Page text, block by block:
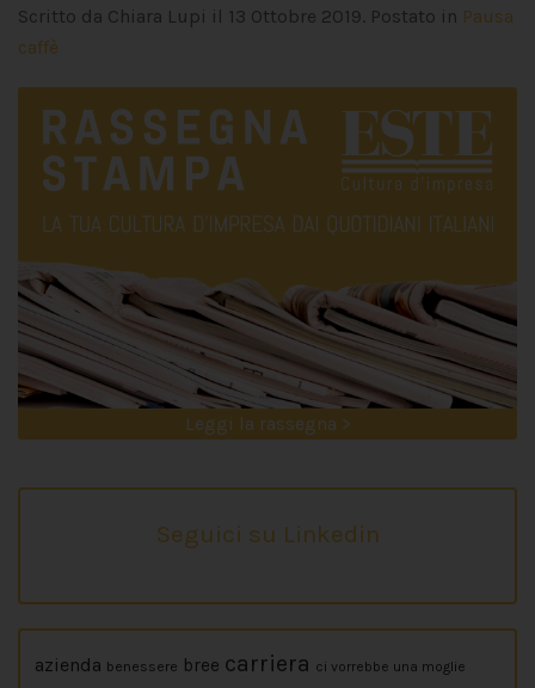
Scritto da Chiara Lupi il 13 Ottobre 2019. Postato in Pausa
caffè
Leggi la rassegna >
Seguici su Linkedin
azienda benessere bree carriera ci vorrebbe una moglie